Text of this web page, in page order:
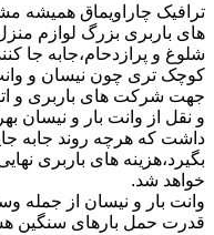
ترافیک چاراویماق همیشه
های باربری بزرگ لوازم
شلوغ و پرازدحام،جابه جا
کوچک تری چون نیسان و
جهت شرکت های باربری و
و نقل از وانت بار و نیسان
داشت که هرچه روند جابه
بگیرد،هزینه های باربری
خواهد شد.
وانت بار و نیسان از جمله
قدرت حمل بارهای سنگین